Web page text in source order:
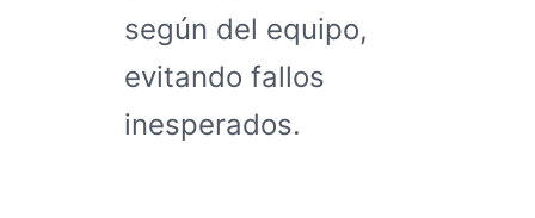
según del equipo,
evitando fallos
inesperados.